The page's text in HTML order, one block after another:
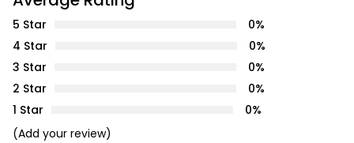
5 Star
0%
4 Star
0%
3 Star
0%
2 Star
0%
1 Star
0%
(Add your review)